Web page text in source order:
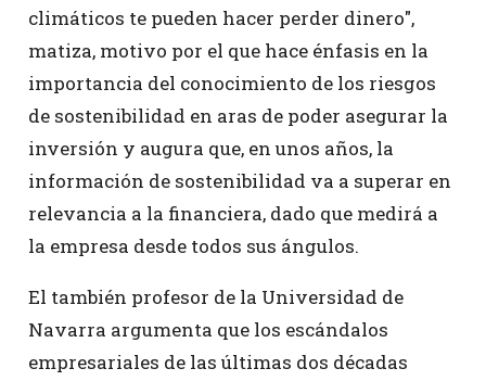
climáticos te pueden hacer perder dinero",
matiza, motivo por el que hace énfasis en la
importancia del conocimiento de los riesgos
de sostenibilidad en aras de poder asegurar la
inversión y augura que, en unos años, la
información de sostenibilidad va a superar en
relevancia a la financiera, dado que medirá a
la empresa desde todos sus ángulos.
El también profesor de la Universidad de
Navarra argumenta que los escándalos
empresariales de las últimas dos décadas